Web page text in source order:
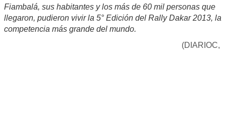
Fiambalá, sus habitantes y los más de 60 mil personas que
llegaron, pudieron vivir la 5° Edición del Rally Dakar 2013, la
competencia más grande del mundo.
(DIARIOC,